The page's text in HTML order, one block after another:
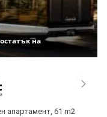
на
апартамент, 61 m2